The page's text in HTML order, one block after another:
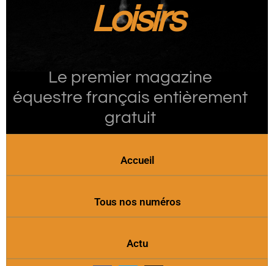
Loisirs
Le premier magazine
équestre français entièrement
gratuit
Accueil
Tous nos numéros
Actu